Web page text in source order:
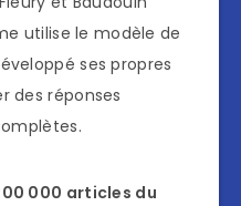
utilise le modèle de
ses propres
des réponses
000 articles du